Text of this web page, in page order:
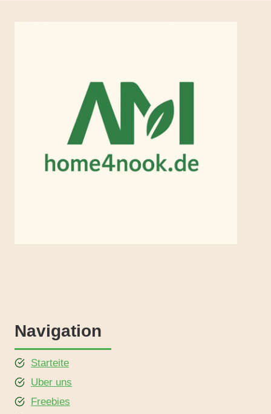
Navigation
Starteite
Uber uns
Freebies